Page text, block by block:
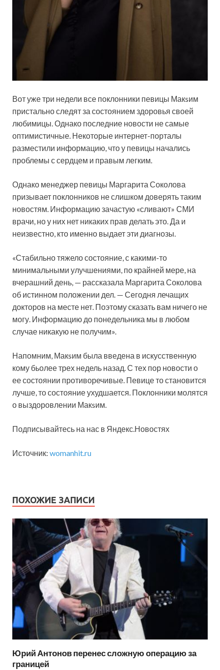
Вот уже три недели все поклонники певицы Макsим
пристально следят за состоянием здоровья своей
любимицы. Однако последние новости не самые
оптимистичные. Некоторые интернет-порталы
разместили информацию, что у певицы начались
проблемы с сердцем и правым легким.
Однако менеджер певицы Маргарита Соколова
призывает поклонников не слишком доверять таким
новостям. Информацию зачастую «сливают» СМИ
врачи, но у них нет никаких прав делать это. Да и
неизвестно, кто именно выдает эти диагнозы.
«Стабильно тяжело состояние, с какими-то
минимальными улучшениями, по крайней мере, на
вчерашний день, — рассказала Маргарита Соколова
об истинном положении дел. — Сегодня лечащих
докторов на месте нет. Поэтому сказать вам ничего не
могу. Информацию до понедельника мы в любом
случае никакую не получим».
Напомним, Макsим была введена в искусственную
кому бьолее трех недель назад. С тех пор новости о
ее состоянии противоречивые. Певице то становится
лучше, то состояние ухудшается. Поклонники молятся
о выздоровлении Макsим.
Подписывайтесь на нас в Яндекс.Новостях
Источник: womanhit.ru
ПОХОЖИЕ ЗАПИСИ
Юрий Антонов перенес сложную операцию за
границей